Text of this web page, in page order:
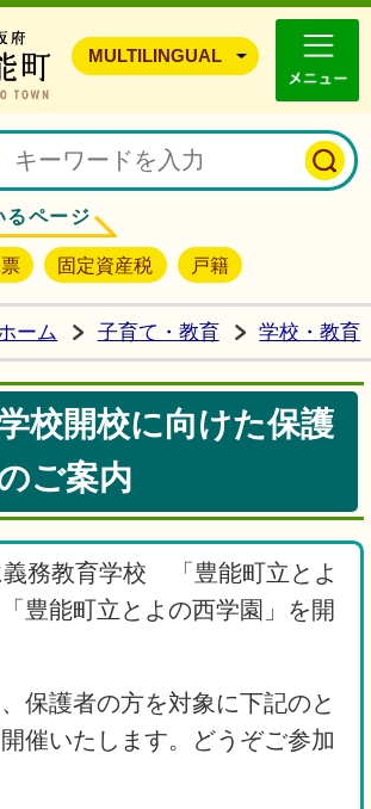
豊能町ホームページ
MULTILINGUAL
るページ
固定資産税 戸籍
ーム 子育て・教育 学校・教育
校開校に向けた保護
ご案内
務教育学校 「豊能町立とよ
豊能町立とよの西学園」を開
保護者の方を対象に下記のと
催いたします。どうぞご参加